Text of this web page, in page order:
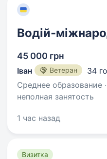
Водій-
45 000 грн
Іван Ветеран 34
Среднее образование
неполная занятость
1 час назад
Визитка